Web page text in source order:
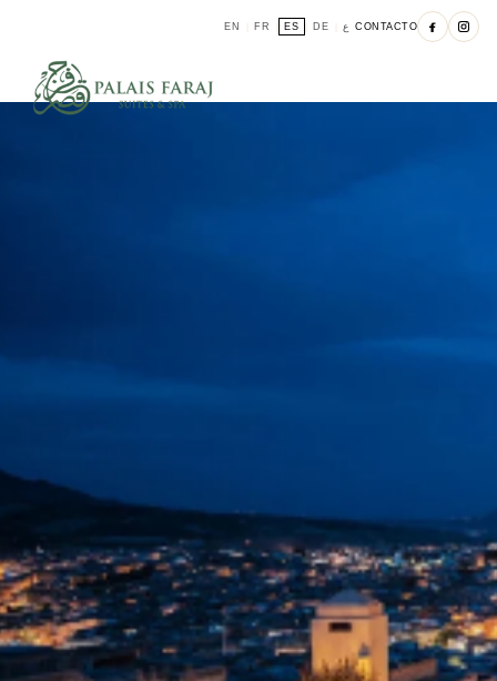
EN FR ES DE ع CONTACTO